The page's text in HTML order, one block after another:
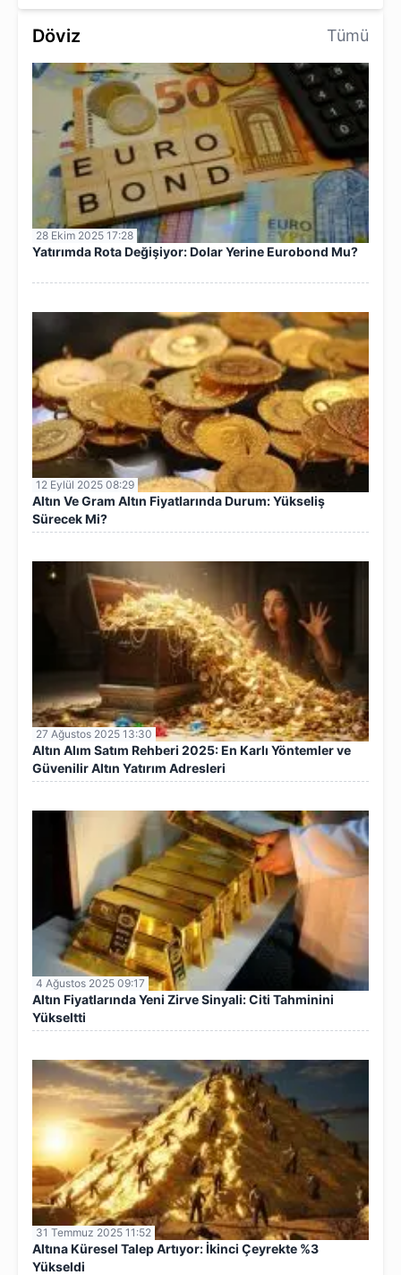
Döviz Tümü
28 Ekim 2025 17:28
Yatırımda Rota Değişiyor: Dolar Yerine Eurobond Mu?
12 Eylül 2025 08:29
Altın Ve Gram Altın Fiyatlarında Durum: Yükseliş
Sürecek Mi?
27 Ağustos 2025 13:30
Altın Alım Satım Rehberi 2025: En Karlı Yöntemler ve
Güvenilir Altın Yatırım Adresleri
4 Ağustos 2025 09:17
Altın Fiyatlarında Yeni Zirve Sinyali: Citi Tahminini
Yükseltti
31 Temmuz 2025 11:52
Altına Küresel Talep Artıyor: İkinci Çeyrekte %3
Yükseldi